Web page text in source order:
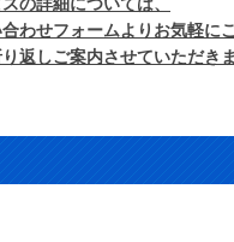
わせフォームよりお気軽に
返しご案内させていただきま